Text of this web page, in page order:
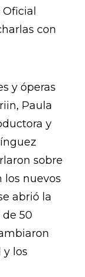
con
y óperas
Paula
y
sobre
los nuevos
abrió la
50
los